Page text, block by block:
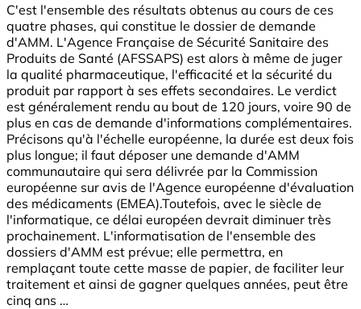
C'est l'ensemble des résultats obtenus au cours de ces
quatre phases, qui constitue le dossier de demande
d'AMM. L'Agence Française de Sécurité Sanitaire des
Produits de Santé (AFSSAPS) est alors à même de juger
la qualité pharmaceutique, l'efficacité et la sécurité du
produit par rapport à ses effets secondaires. Le verdict
est généralement rendu au bout de 120 jours, voire 90 de
plus en cas de demande d'informations complémentaires.
Précisons qu'à l'échelle européenne, la durée est deux fois
plus longue; il faut déposer une demande d'AMM
communautaire qui sera délivrée par la Commission
européenne sur avis de l'Agence européenne d'évaluation
des médicaments (EMEA).Toutefois, avec le siècle de
l'informatique, ce délai européen devrait diminuer très
prochainement. L'informatisation de l'ensemble des
dossiers d'AMM est prévue; elle permettra, en
remplaçant toute cette masse de papier, de faciliter leur
traitement et ainsi de gagner quelques années, peut être
cinq ans …